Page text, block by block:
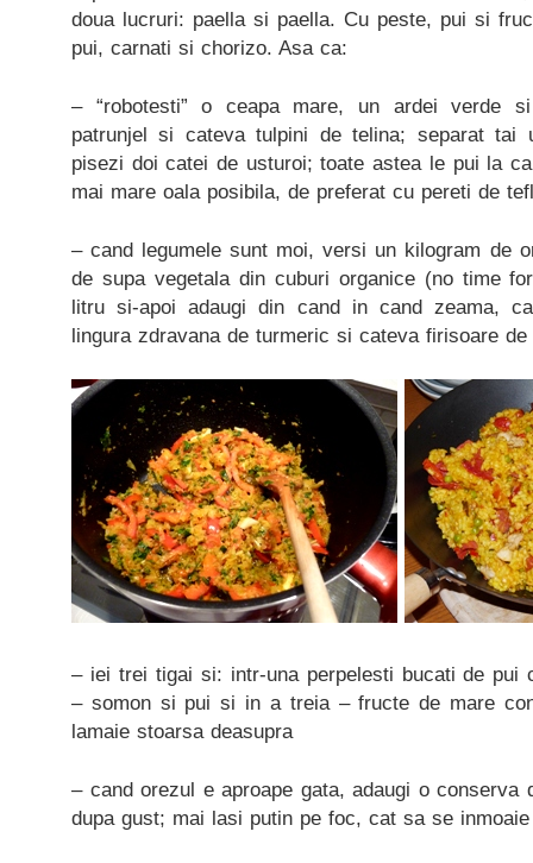
doua lucruri: paella si paella. Cu peste, pui si
pui, carnati si chorizo. Asa ca:
– “robotesti” o ceapa mare, un ardei verde
patrunjel si cateva tulpini de telina; separat
pisezi doi catei de usturoi; toate astea le pui la
mai mare oala posibila, de preferat cu pereti de
– cand legumele sunt moi, versi un kilogram de
de supa vegetala din cuburi organice (no time
litru si-apoi adaugi din cand in cand zeama,
lingura zdravana de turmeric si cateva firisoare
– iei trei tigai si: intr-una perpelesti bucati de pui
– somon si pui si in a treia – fructe de mare
lamaie stoarsa deasupra
– cand orezul e aproape gata, adaugi o conserva
dupa gust; mai lasi putin pe foc, cat sa se